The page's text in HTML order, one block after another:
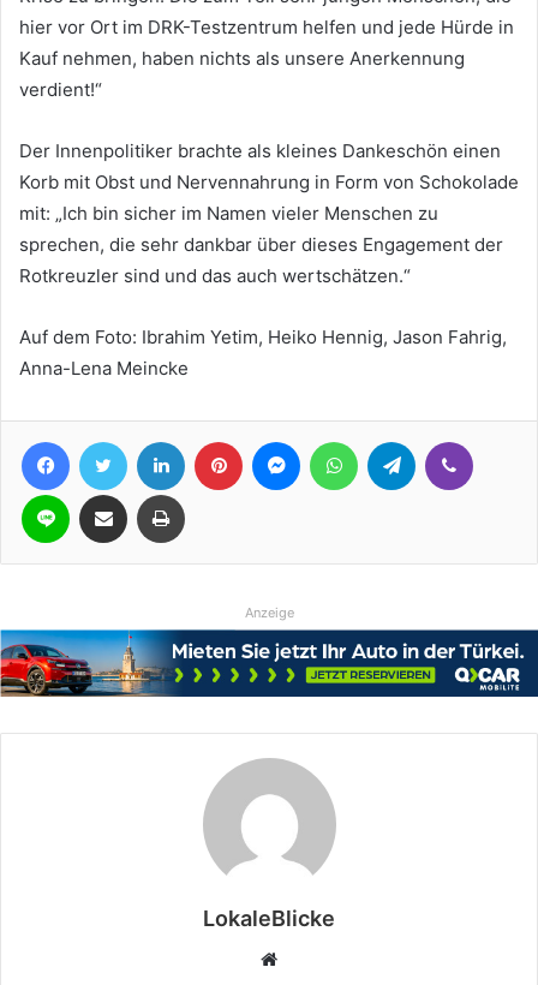
hier vor Ort im DRK-Testzentrum helfen und jede Hürde in
Kauf nehmen, haben nichts als unsere Anerkennung
verdient!“
Der Innenpolitiker brachte als kleines Dankeschön einen
Korb mit Obst und Nervennahrung in Form von Schokolade
mit: „Ich bin sicher im Namen vieler Menschen zu
sprechen, die sehr dankbar über dieses Engagement der
Rotkreuzler sind und das auch wertschätzen.“
Auf dem Foto: Ibrahim Yetim, Heiko Hennig, Jason Fahrig,
Anna-Lena Meincke
FacebookTwitter LinkedIn Pinterest MessengerWhatsAppTelegram
Line Teile per E-Mail Drucken
Anzeige
LokaleBlicke
Webseite